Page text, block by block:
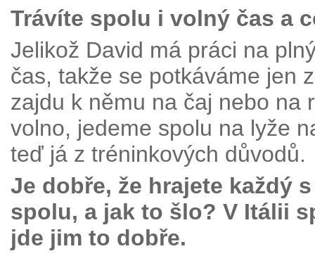
Trávíte spolu i volný čas a
Jelikož David má práci na
čas, takže se potkáváme jen
zajdu k němu na čaj nebo na
volno, jedeme spolu na lyže
teď já z tréninkových důvodů.
Je dobře, že hrajete každý
spolu, a jak to šlo? V Itálii
jde jim to dobře.